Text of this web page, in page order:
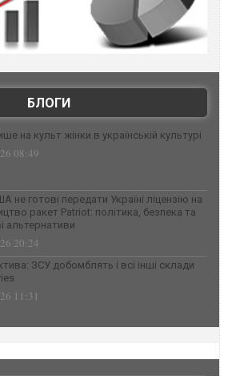
БЛОГИ
на культ жінки в українській культурі
08:49
не готові передати Україні ліцензію на
ракет Patriot: політика, безпека та
альтернативи
20:24
ЗСУ добомблять і всі інші склади
11:31